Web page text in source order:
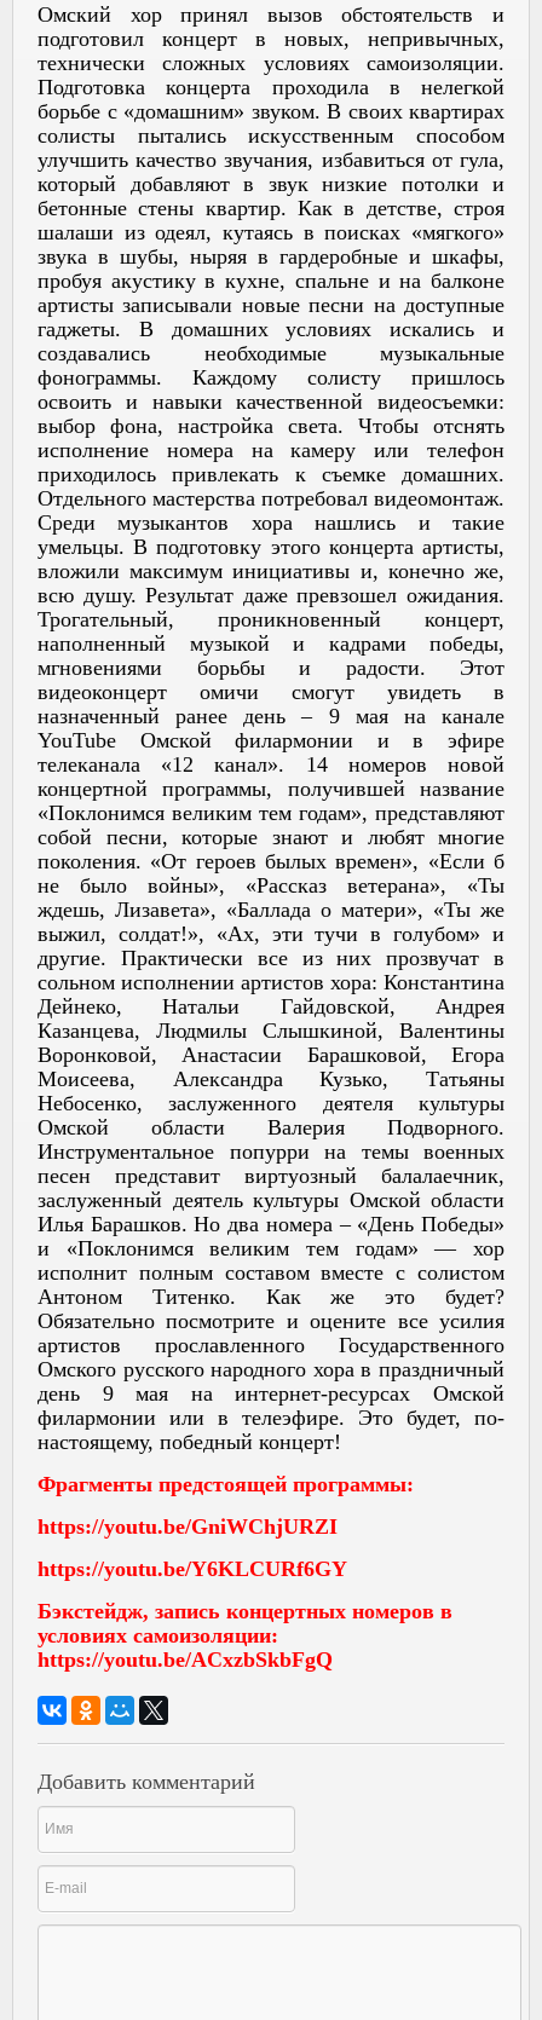
Омский хор принял вызов обстоятельств и
подготовил концерт в новых, непривычных,
технически сложных условиях самоизоляции.
Подготовка концерта проходила в нелегкой
борьбе с «домашним» звуком. В своих квартирах
солисты пытались искусственным способом
улучшить качество звучания, избавиться от гула,
который добавляют в звук низкие потолки и
бетонные стены квартир. Как в детстве, строя
шалаши из одеял, кутаясь в поисках «мягкого»
звука в шубы, ныряя в гардеробные и шкафы,
пробуя акустику в кухне, спальне и на балконе
артисты записывали новые песни на доступные
гаджеты. В домашних условиях искались и
создавались необходимые музыкальные
фонограммы. Каждому солисту пришлось
освоить и навыки качественной видеосъемки:
выбор фона, настройка света. Чтобы отснять
исполнение номера на камеру или телефон
приходилось привлекать к съемке домашних.
Отдельного мастерства потребовал видеомонтаж.
Среди музыкантов хора нашлись и такие
умельцы. В подготовку этого концерта артисты,
вложили максимум инициативы и, конечно же,
всю душу. Результат даже превзошел ожидания.
Трогательный, проникновенный концерт,
наполненный музыкой и кадрами победы,
мгновениями борьбы и радости. Этот
видеоконцерт омичи смогут увидеть в
назначенный ранее день – 9 мая на канале
YouTube Омской филармонии и в эфире
телеканала «12 канал». 14 номеров новой
концертной программы, получившей название
«Поклонимся великим тем годам», представляют
собой песни, которые знают и любят многие
поколения. «От героев былых времен», «Если б
не было войны», «Рассказ ветерана», «Ты
ждешь, Лизавета», «Баллада о матери», «Ты же
выжил, солдат!», «Ах, эти тучи в голубом» и
другие. Практически все из них прозвучат в
сольном исполнении артистов хора: Константина
Дейнеко, Натальи Гайдовской, Андрея
Казанцева, Людмилы Слышкиной, Валентины
Воронковой, Анастасии Барашковой, Егора
Моисеева, Александра Кузько, Татьяны
Небосенко, заслуженного деятеля культуры
Омской области Валерия Подворного.
Инструментальное попурри на темы военных
песен представит виртуозный балалаечник,
заслуженный деятель культуры Омской области
Илья Барашков. Но два номера – «День Победы»
и «Поклонимся великим тем годам» — хор
исполнит полным составом вместе с солистом
Антоном Титенко. Как же это будет?
Обязательно посмотрите и оцените все усилия
артистов прославленного Государственного
Омского русского народного хора в праздничный
день 9 мая на интернет-ресурсах Омской
филармонии или в телеэфире. Это будет, по-
настоящему, победный концерт!
Фрагменты предстоящей программы:
https://youtu.be/GniWChjURZI
https://youtu.be/Y6KLCURf6GY
Бэкстейдж, запись концертных номеров в
условиях самоизоляции:
https://youtu.be/ACxzbSkbFgQ
Добавить комментарий